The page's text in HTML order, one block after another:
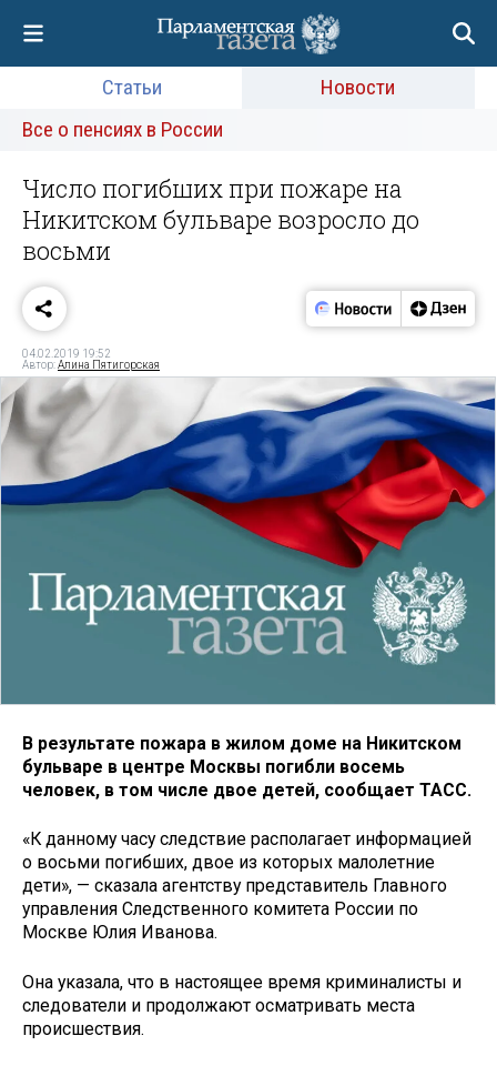
Статьи
Новости
Все о пенсиях в России
Число погибших при пожаре на
Никитском бульваре возросло до
восьми
04.02.2019 19:52
Автор:Алина Пятигорская
В результате пожара в жилом доме на Никитском
бульваре в центре Москвы погибли восемь
человек, в том числе двое детей, сообщает ТАСС.
«К данному часу следствие располагает информацией
о восьми погибших, двое из которых малолетние
дети», — сказала агентству представитель Главного
управления Следственного комитета России по
Москве Юлия Иванова.
Она указала, что в настоящее время криминалисты и
следователи и продолжают осматривать места
происшествия.